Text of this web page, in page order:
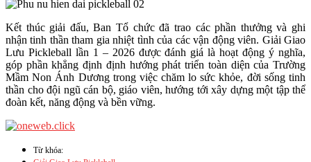
Kết thúc giải đấu, Ban Tổ chức đã trao các phần thưởng và ghi
nhận tinh thần tham gia nhiệt tình của các vận động viên. Giải Giao
Lưu Pickleball lần 1 – 2026 được đánh giá là hoạt động ý nghĩa,
góp phần khẳng định định hướng phát triển toàn diện của Trường
Mầm Non Ánh Dương trong việc chăm lo sức khỏe, đời sống tinh
thần cho đội ngũ cán bộ, giáo viên, hướng tới xây dựng một tập thể
đoàn kết, năng động và bền vững.
Từ khóa: